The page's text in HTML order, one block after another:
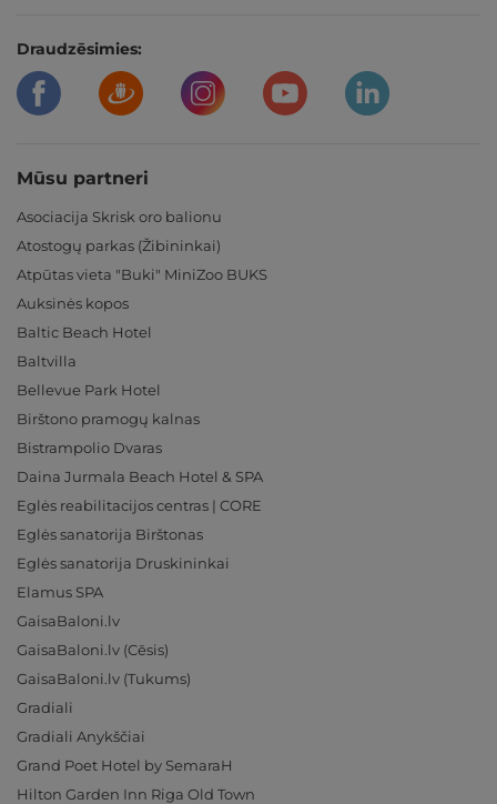
Draudzēsimies:
Mūsu partneri
Asociacija Skrisk oro balionu
Atostogų parkas (Žibininkai)
Atpūtas vieta "Buki" MiniZoo BUKS
Auksinės kopos
Baltic Beach Hotel
Baltvilla
Bellevue Park Hotel
Birštono pramogų kalnas
Bistrampolio Dvaras
Daina Jurmala Beach Hotel & SPA
Eglės reabilitacijos centras | CORE
Eglės sanatorija Birštonas
Eglės sanatorija Druskininkai
Elamus SPA
GaisaBaloni.lv
GaisaBaloni.lv (Cēsis)
GaisaBaloni.lv (Tukums)
Gradiali
Gradiali Anykščiai
Grand Poet Hotel by SemaraH
Hilton Garden Inn Riga Old Town